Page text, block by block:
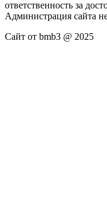
ответственность за
Администрация сайта
Сайт от bmb3 @ 2025